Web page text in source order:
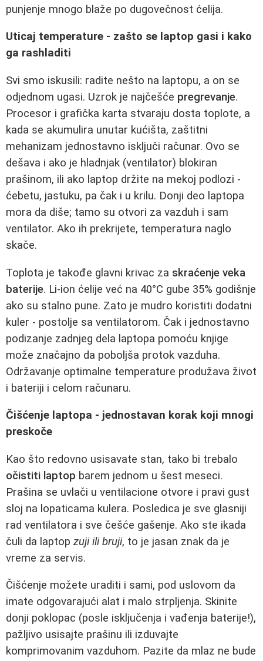
punjenje mnogo blaže po dugovečnost ćelija.
Uticaj temperature - zašto se laptop gasi i kako
ga rashladiti
Svi smo iskusili: radite nešto na laptopu, a on se
odjednom ugasi. Uzrok je najčešće pregrevanje.
Procesor i grafička karta stvaraju dosta toplote, a
kada se akumulira unutar kućišta, zaštitni
mehanizam jednostavno isključi računar. Ovo se
dešava i ako je hladnjak (ventilator) blokiran
prašinom, ili ako laptop držite na mekoj podlozi -
ćebetu, jastuku, pa čak i u krilu. Donji deo laptopa
mora da diše; tamo su otvori za vazduh i sam
ventilator. Ako ih prekrijete, temperatura naglo
skače.
Toplota je takođe glavni krivac za skraćenje veka
baterije. Li‑ion ćelije već na 40°C gube 35% godišnje
ako su stalno pune. Zato je mudro koristiti dodatni
kuler - postolje sa ventilatorom. Čak i jednostavno
podizanje zadnjeg dela laptopa pomoću knjige
može značajno da poboljša protok vazduha.
Održavanje optimalne temperature produžava život
i bateriji i celom računaru.
Čišćenje laptopa - jednostavan korak koji mnogi
preskoče
Kao što redovno usisavate stan, tako bi trebalo
očistiti laptop barem jednom u šest meseci.
Prašina se uvlači u ventilacione otvore i pravi gust
sloj na lopaticama kulerа. Posledica je sve glasniji
rad ventilatora i sve češće gašenje. Ako ste ikada
čuli da laptop zuji ili bruji, to je jasan znak da je
vreme za servis.
Čišćenje možete uraditi i sami, pod uslovom da
imate odgovarajući alat i malo strpljenja. Skinite
donji poklopac (posle isključenja i vađenja baterije!),
pažljivo usisajte prašinu ili izduvajte
komprimovanim vazduhom. Pazite da mlaz ne bude